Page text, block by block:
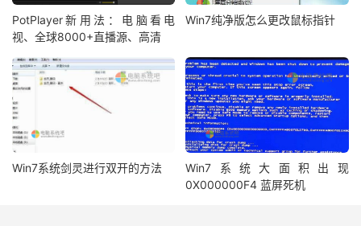
PotPlayer新用法：电脑看电
视、全球8000+直播源、高清
Win7纯净版怎么更改鼠标指针
Win7系统剑灵进行双开的方法
Win7系统大面积出现
0X000000F4 蓝屏死机